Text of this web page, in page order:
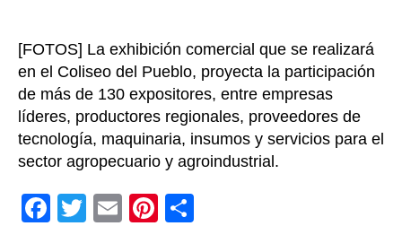
[FOTOS] La exhibición comercial que se realizará
en el Coliseo del Pueblo, proyecta la participación
de más de 130 expositores, entre empresas
líderes, productores regionales, proveedores de
tecnología, maquinaria, insumos y servicios para el
sector agropecuario y agroindustrial.
F
T
E
Pi